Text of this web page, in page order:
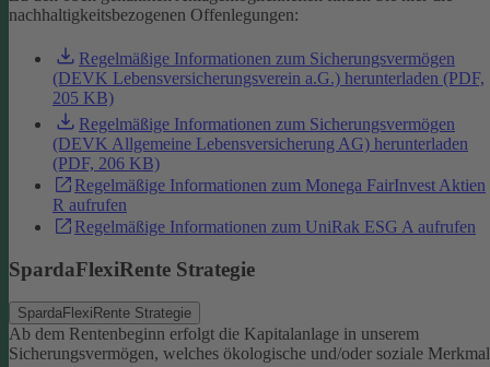
nachhaltigkeitsbezogenen Offenlegungen:
Regelmäßige Informationen zum Sicherungsvermögen
(DEVK Lebensversicherungsverein a.G.) herunterladen (PDF,
205 KB)
Regelmäßige Informationen zum Sicherungsvermögen
(DEVK Allgemeine Lebensversicherung AG) herunterladen
(PDF, 206 KB)
Regelmäßige Informationen zum Monega FairInvest Aktien
R aufrufen
Regelmäßige Informationen zum UniRak ESG A aufrufen
SpardaFlexiRente Strategie
SpardaFlexiRente Strategie
Ab dem Rentenbeginn erfolgt die Kapitalanlage in unserem
Sicherungsvermögen, welches ökologische und/oder soziale